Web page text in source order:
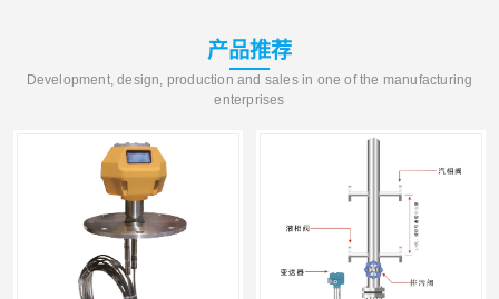
产品推荐
Development, design, production and sales in one of the manufacturing
enterprises